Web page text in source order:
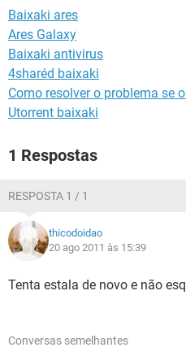
Baixaki ares
Ares Galaxy
Baixaki antivirus
4sharéd baixaki
Como resolver o problema se
Utorrent baixaki
1 Respostas
RESPOSTA 1 / 1
thicodoidao
20 ago 2011 às 15:39
Tenta estala de novo e não
Conversas semelhantes